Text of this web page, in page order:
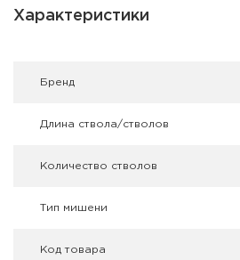
Оружейные шкафы и сейфы
Чехлы и кейсы
Релоадинг
Сигнальные средства
Дартс
Характеристики
Брeнд
Длина ствола/стволов
Количество стволов
Тип мишени
Код товара